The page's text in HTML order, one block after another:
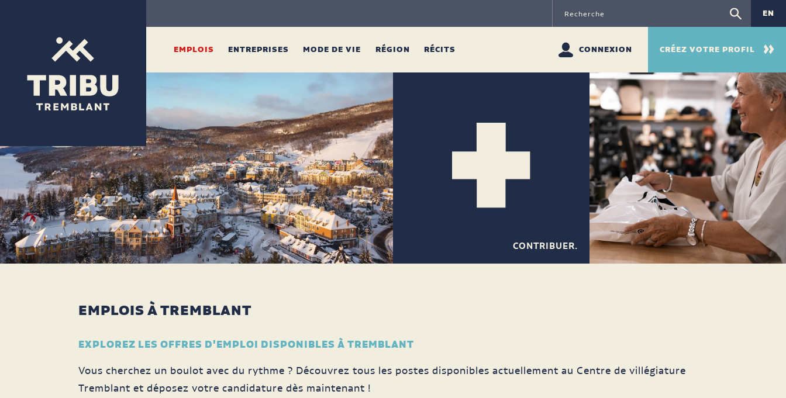
EN
EMPLOIS ENTREPRISES MODE DE VIE RÉGION RÉCITS CONNEXION CRÉEZ VOTRE PROFIL
CONTRIBUER.
EMPLOIS À TREMBLANT
EXPLOREZ LES OFFRES D'EMPLOI DISPONIBLES À TREMBLANT
Vous cherchez un boulot avec du rythme ? Découvrez tous les postes disponibles actuellement au Centre de villégiature
Tremblant et déposez votre candidature dès maintenant !